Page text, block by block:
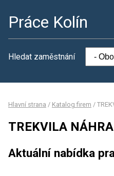
Práce Kolín
Hledat zaměstnání
Hlavní strana / Katalog firem /
TREKVILA
Aktuální nabídka